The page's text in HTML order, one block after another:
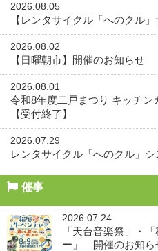
2026.08.05
【レンタサイクル「へのクル
2026.08.02
【日曜朝市】開催のお知らせ
2026.08.01
令和8年度二戸まつり キッチ
【受付終了】
2026.07.29
レンタサイクル「へのクル」
催事
2026.07.24
「天台音楽祭」・
ー」 開催のお知ら